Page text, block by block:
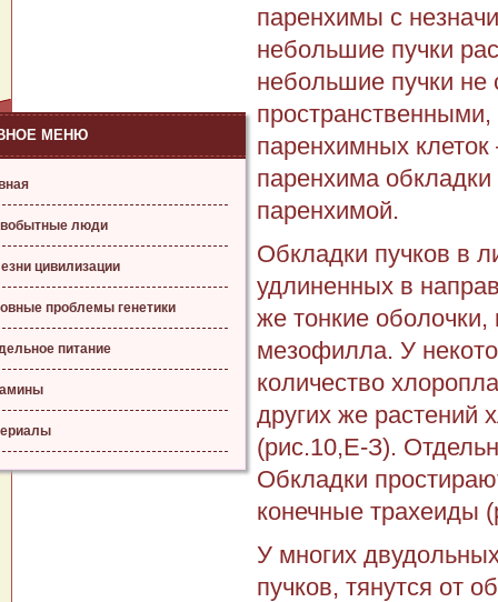
МЕНЮ
люди
цивилизации
проблемы генетики
питание
паренхимы с
небольшие пучки
небольшие пучки
паренхимных
паренхима
паренхимой.
Обкладки пучков в
удлиненных в
же тонкие
мезофилла. У
количество
других же растений
(рис.10,Е-З).
Обкладки
конечные трахеиды
У многих
пучков, тянутся от